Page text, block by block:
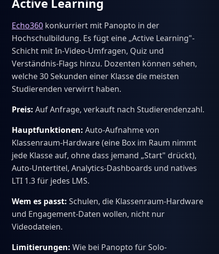
Active Learning
Echo360 konkurriert mit Panopto in der
Hochschulbildung. Es fügt eine „Active Learning"-
Schicht mit In-Video-Umfragen, Quiz und
Verständnis-Flags hinzu. Dozenten können sehen,
welche 30 Sekunden einer Klasse die meisten
Studierenden verwirrt haben.
Preis: Auf Anfrage, verkauft nach Studierendenzahl.
Hauptfunktionen: Auto-Aufnahme von
Klassenraum-Hardware (eine Box im Raum nimmt
jede Klasse auf, ohne dass jemand „Start" drückt),
Auto-Untertitel, Analytics-Dashboards und natives
LTI 1.3 für jedes LMS.
Wem es passt: Schulen, die Klassenraum-Hardware
und Engagement-Daten wollen, nicht nur
Videodateien.
Limitierungen: Wie bei Panopto für Solo-